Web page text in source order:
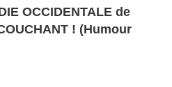
OCCIDENTALE de
! (Humour